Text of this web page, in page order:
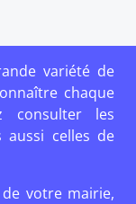
variété de
chaque
consulter les
aussi celles de
votre mairie,